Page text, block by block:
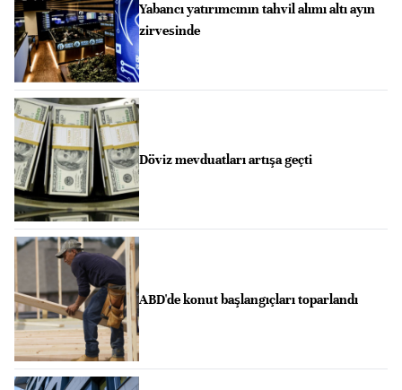
Yabancı yatırımcının tahvil alımı altı ayın
zirvesinde
Döviz mevduatları artışa geçti
ABD'de konut başlangıçları toparlandı